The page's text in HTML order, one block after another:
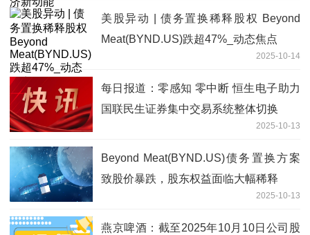
美股异动 | 债务置换稀释股权 Beyond
Meat(BYND.US)跌超47%_动态焦点
2025-10-14
每日报道：零感知 零中断 恒生电子助力
国联民生证券集中交易系统整体切换
2025-10-13
Beyond Meat(BYND.US)债务置换方案
致股价暴跌，股东权益面临大幅稀释
2025-10-13
燕京啤酒：截至2025年10月10日公司股